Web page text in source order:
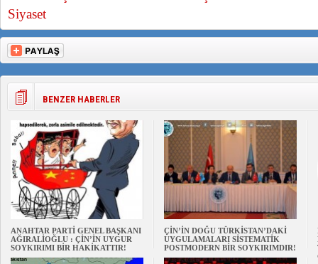
Siyaset
BENZER HABERLER
ANAHTAR PARTİ GENEL BAŞKANI
AĞIRALİOĞLU : ÇİN’İN UYGUR
SOYKIRIMI BİR HAKİKATTIR!
ÇİN’İN DOĞU TÜRKİSTAN’DAKİ
UYGULAMALARI SİSTEMATİK
POSTMODERN BİR SOYKIRIMDIR!